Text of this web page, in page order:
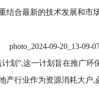
结合最新的技术发展和市
划”,这一计划旨在推广环
产行业作为资源消耗大户,